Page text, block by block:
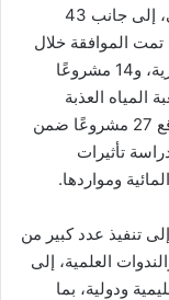
ينفذ 7 مشروعات بتمويل خارجي دولي ومحلي، إلى جانب 43
تمت الموافقة خلال
عام 2025 على 16 مشروعًا لشعبة البيئة البحرية، و14 مشروعًا
مشروعات لشعبة المياه العذبة
والبحيرات، و5 مشروعات لشعبة المصايد، بواقع 27 مشروعًا ضمن
و10 مشروعات لدراسة تأثيرات
تنفيذ عدد كبير من
العلمية، إلى
ودولية، بما